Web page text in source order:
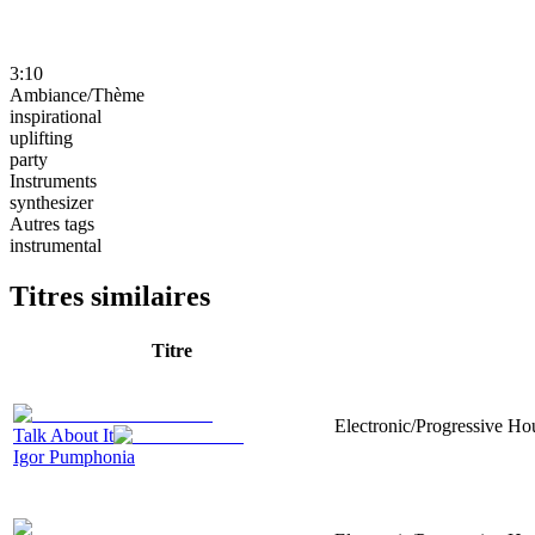
3:10
Ambiance/Thème
inspirational
uplifting
party
Instruments
synthesizer
Autres tags
instrumental
Titres similaires
Titre
Talk About It
Igor Pumphonia
Electronic/Progressive